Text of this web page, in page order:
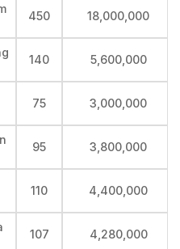
450 18,000,000
140 5,600,000
75 3,000,000
95 3,800,000
110 4,400,000
107 4,280,000